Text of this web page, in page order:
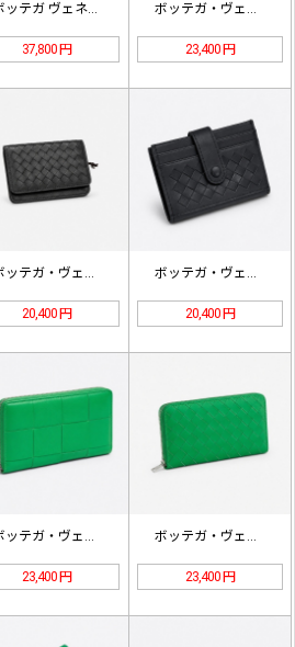
ボッテガ ヴェネタ Serena イ…
37,800 円
ボッテガ・ヴェネタ イントレチャート…
23,400 円
20,400 円 20,400 円
ボッテガ・ヴェネタ イントレチャート…
23,400 円
ボッテガ・ヴェネタ イントレチャート…
23,400 円